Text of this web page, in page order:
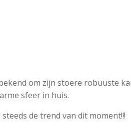
om zijn stoere robuuste
sfeer in huis.
de trend van dit moment!!!